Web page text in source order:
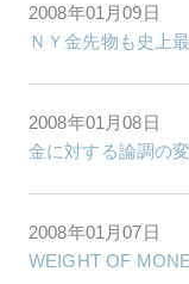
2008年01月09日
ＮＹ金先物も史上
2008年01月08日
金に対する論調の
2008年01月07日
WEIGHT OF